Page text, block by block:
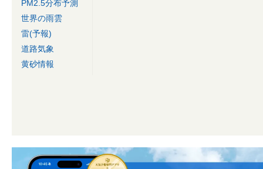
PM2.5分布予測
世界の雨雲
雷(予報)
道路気象
黄砂情報